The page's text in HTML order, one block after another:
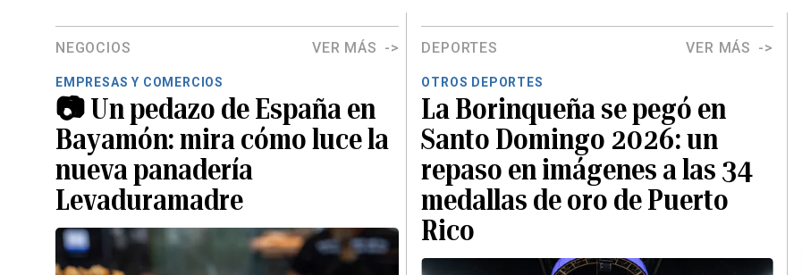
NEGOCIOS VER MÁS
EMPRESAS Y COMERCIOS
📷 Un pedazo de España en
Bayamón: mira cómo luce la
nueva panadería
Levaduramadre
DEPORTES VER MÁS
OTROS DEPORTES
La Borinqueña se pegó en
Santo Domingo 2026: un
repaso en imágenes a las 34
medallas de oro de Puerto
Rico